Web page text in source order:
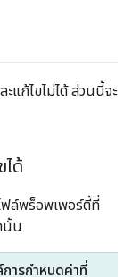
แก้ไขไม่ได้ ส่วนนี้จะ
ด้
ฟล์พร็อพเพอร์ตี้ที่
นั้น
การกำหนดค่าที่